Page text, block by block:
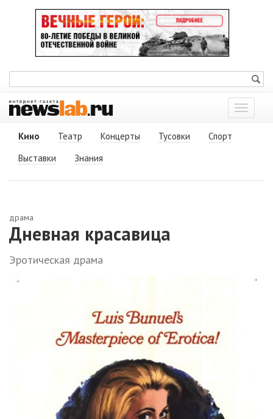
Показать
меню
Кино
Театр Концерты Тусовки
Спорт
Выставки
Знания
драма
Дневная красавица
Эротическая драма